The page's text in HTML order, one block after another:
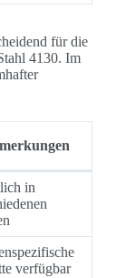
für die
4130. Im
in
verfügbar